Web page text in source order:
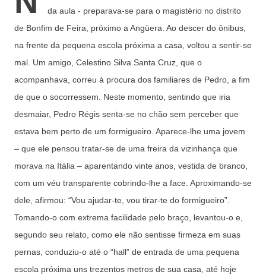
da aula - preparava-se para o magistério no distrito
de Bonfim de Feira, próximo a Angüera. Ao descer do ônibus,
na frente da pequena escola próxima a casa, voltou a sentir-se
mal. Um amigo, Celestino Silva Santa Cruz, que o
acompanhava, correu à procura dos familiares de Pedro, a fim
de que o socorressem. Neste momento, sentindo que iria
desmaiar, Pedro Régis senta-se no chão sem perceber que
estava bem perto de um formigueiro. Aparece-lhe uma jovem
– que ele pensou tratar-se de uma freira da vizinhança que
morava na Itália – aparentando vinte anos, vestida de branco,
com um véu transparente cobrindo-lhe a face. Aproximando-se
dele, afirmou: “Vou ajudar-te, vou tirar-te do formigueiro”.
Tomando-o com extrema facilidade pelo braço, levantou-o e,
segundo seu relato, como ele não sentisse firmeza em suas
pernas, conduziu-o até o “hall” de entrada de uma pequena
escola próxima uns trezentos metros de sua casa, até hoje